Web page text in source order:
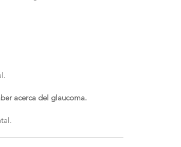
acerca del glaucoma.